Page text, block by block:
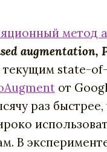
метод
augmentation,
текущим state-
от
раз быстрее,
В